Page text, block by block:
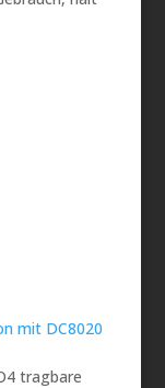
mit DC8020
tragbare